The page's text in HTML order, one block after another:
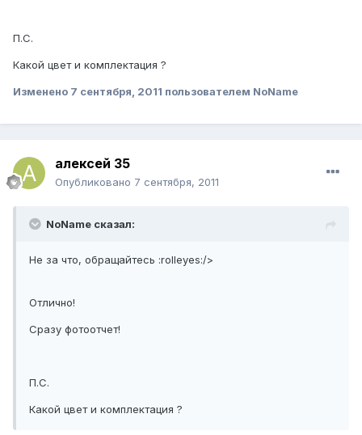
П.С.
Какой цвет и комплектация ?
Изменено 7 сентября, 2011 пользователем NoName
алексей 35
Опубликовано 7 сентября, 2011
NoName сказал:
Не за что, обращайтесь :rolleyes:/>
Отлично!
Сразу фотоотчет!
П.С.
Какой цвет и комплектация ?